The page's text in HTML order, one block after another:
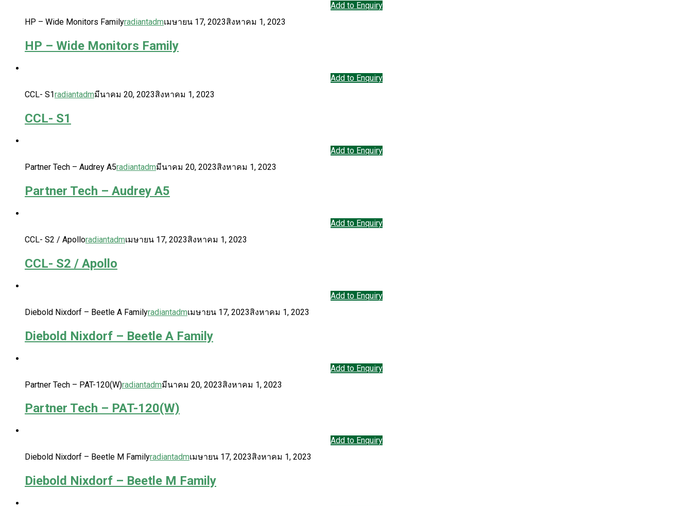
Add to Enquiry
HP – Wide Monitors Familyradiantadmเมษายน 17, 2023สิงหาคม 1, 2023
HP – Wide Monitors Family
Add to Enquiry
CCL- S1radiantadmมีนาคม 20, 2023สิงหาคม 1, 2023
CCL- S1
Add to Enquiry
Partner Tech – Audrey A5radiantadmมีนาคม 20, 2023สิงหาคม 1, 2023
Partner Tech – Audrey A5
Add to Enquiry
CCL- S2 / Apolloradiantadmเมษายน 17, 2023สิงหาคม 1, 2023
CCL- S2 / Apollo
Add to Enquiry
Diebold Nixdorf – Beetle A Familyradiantadmเมษายน 17, 2023สิงหาคม 1, 2023
Diebold Nixdorf – Beetle A Family
Add to Enquiry
Partner Tech – PAT-120(W)radiantadmมีนาคม 20, 2023สิงหาคม 1, 2023
Partner Tech – PAT-120(W)
Add to Enquiry
Diebold Nixdorf – Beetle M Familyradiantadmเมษายน 17, 2023สิงหาคม 1, 2023
Diebold Nixdorf – Beetle M Family